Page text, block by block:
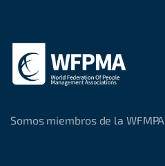
Somos miembros de la WFMPA